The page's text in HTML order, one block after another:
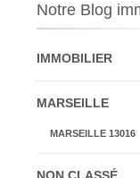
Notre Blog
IMMOBILIER
MARSEILLE
MARSEILLE 13016